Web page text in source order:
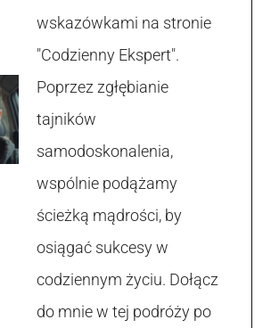
wskazówkami na stronie
"Codzienny Ekspert".
Poprzez zgłębianie
tajników
samodoskonalenia,
wspólnie podążamy
ścieżką mądrości, by
osiągać sukcesy w
codziennym życiu. Dołącz
do mnie w tej podróży po